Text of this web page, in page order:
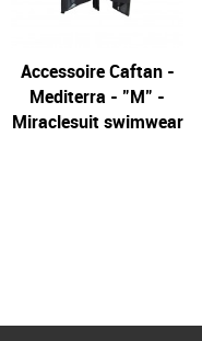
Accessoire Caftan -
Mediterra - "M" -
Miraclesuit swimwear